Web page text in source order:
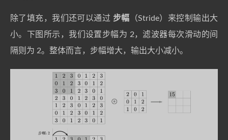
除了填充，我们还可以通过 步幅 （Stride）来控制输出大
小。下图所示，我们设置步幅为 2，滤波器每次滑动的间
隔则为 2。整体而言，步幅增大，输出大小减小。